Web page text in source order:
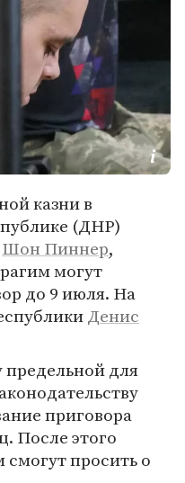
казни в
(ДНР)
Шон Пиннер,
могут
до 9 июля. На
Денис
предельной для
приговора
После этого
просить о